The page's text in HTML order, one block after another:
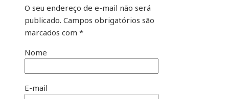
O seu endereço de e-mail não será
publicado. Campos obrigatórios são
marcados com *
Nome
E-mail